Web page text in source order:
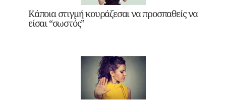
Κάποια στιγμή κουράζεσαι να προσπαθείς να
είσαι “σωστός”